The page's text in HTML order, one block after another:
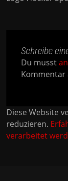
Schreibe
Du musst
Kommentar
Diese Website
reduzieren.
verarbeitet